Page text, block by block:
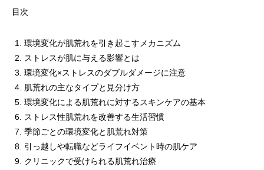
目次
環境変化が肌荒れを引き起こすメカニズム
ストレスが肌に与える影響とは
環境変化×ストレスのダブルダメージに注意
肌荒れの主なタイプと見分け方
環境変化による肌荒れに対するスキンケアの基本
ストレス性肌荒れを改善する生活習慣
季節ごとの環境変化と肌荒れ対策
引っ越しや転職などライフイベント時の肌ケア
クリニックで受けられる肌荒れ治療